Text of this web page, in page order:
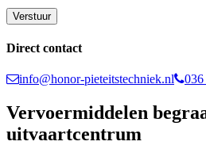
Direct contact
info@honor-pieteitstechniek.nl 036
Vervoermiddelen
uitvaartcentrum